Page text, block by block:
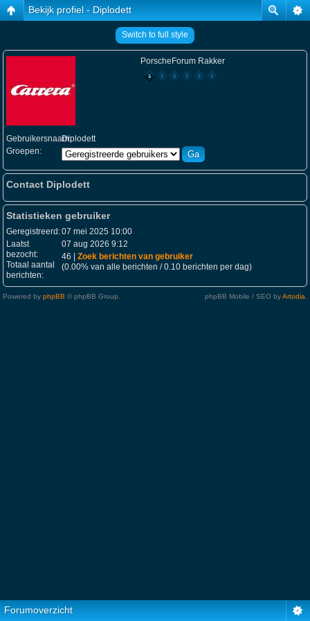
Bekijk profiel - Diplodett
Switch to full style
PorscheForum Rakker
Gebruikersnaam:Diplodett
Groepen:
Contact Diplodett
Statistieken gebruiker
Geregistreerd:07 mei 2025 10:00
Laatst
bezocht:
07 aug 2026 9:12
Totaal aantal
berichten:
46 | Zoek berichten van gebruiker
(0.00% van alle berichten / 0.10 berichten per dag)
Powered by phpBB © phpBB Group. phpBB Mobile / SEO byArtodia
Forumoverzicht